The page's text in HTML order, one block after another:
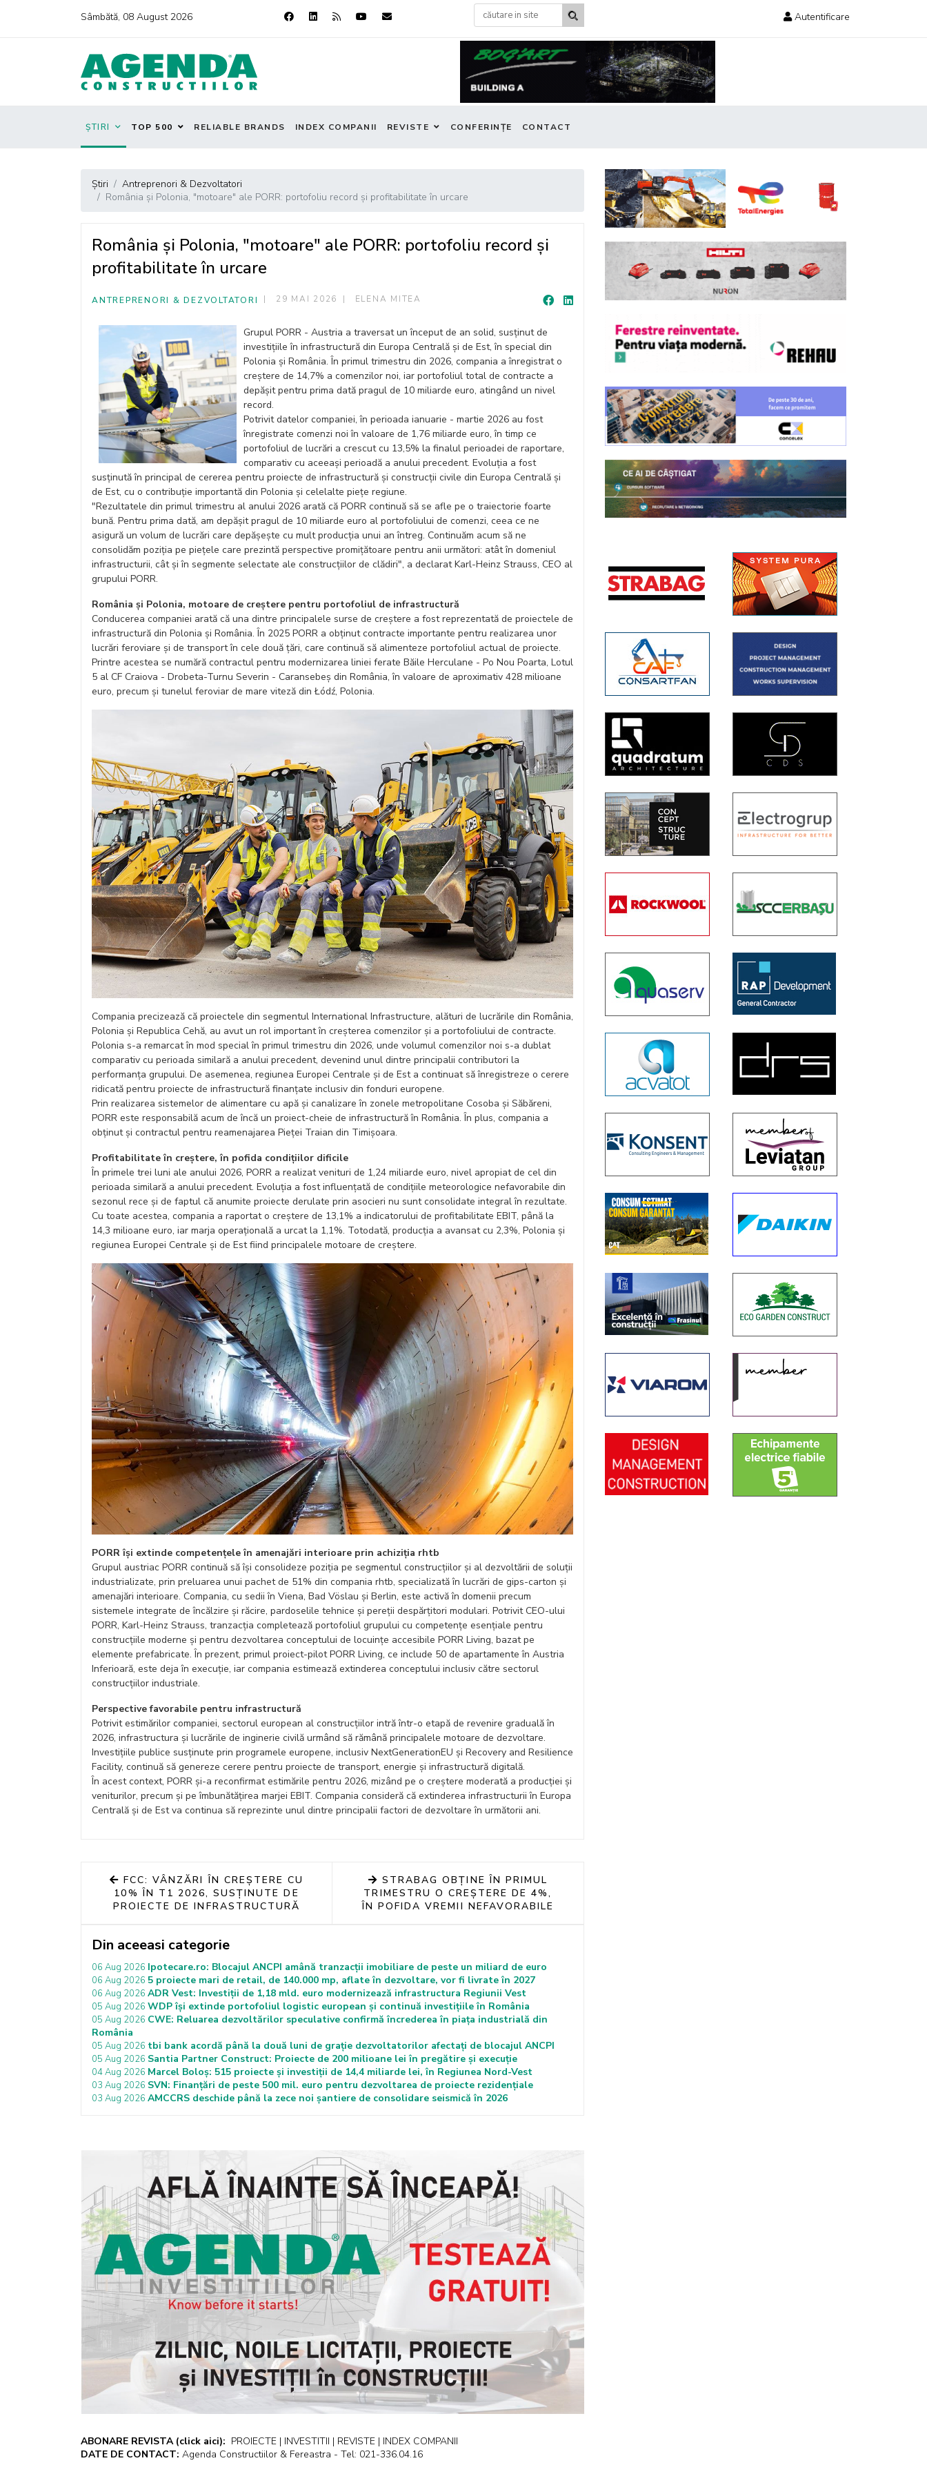
Sâmbătă, 08 August 2026 Autentificare
ȘTIRI TOP 500 RELIABLE BRANDS INDEX COMPANII REVISTE CONFERINȚE CONTACT
Știri
Antreprenori & Dezvoltatori
România și Polonia, "motoare" ale PORR: portofoliu record și profitabilitate în urcare
România și Polonia, "motoare" ale PORR: portofoliu record și
profitabilitate în urcare
ANTREPRENORI & DEZVOLTATORI 29 MAI 2026 ELENA MITEA
Grupul PORR - Austria a traversat un început de an solid, susținut de
investițiile în infrastructură din Europa Centrală și de Est, în special din
Polonia și România. În primul trimestru din 2026, compania a înregistrat o
creștere de 14,7% a comenzilor noi, iar portofoliul total de contracte a
depășit pentru prima dată pragul de 10 miliarde euro, atingând un nivel
record.
Potrivit datelor companiei, în perioada ianuarie - martie 2026 au fost
înregistrate comenzi noi în valoare de 1,76 miliarde euro, în timp ce
portofoliul de lucrări a crescut cu 13,5% la finalul perioadei de raportare,
comparativ cu aceeași perioadă a anului precedent. Evoluția a fost
susținută în principal de cererea pentru proiecte de infrastructură și construcții civile din Europa Centrală și
de Est, cu o contribuție importantă din Polonia și celelalte piețe regiune.
"Rezultatele din primul trimestru al anului 2026 arată că PORR continuă să se afle pe o traiectorie foarte
bună. Pentru prima dată, am depășit pragul de 10 miliarde euro al portofoliului de comenzi, ceea ce ne
asigură un volum de lucrări care depășește cu mult producția unui an întreg. Continuăm acum să ne
consolidăm poziția pe piețele care prezintă perspective promițătoare pentru anii următori: atât în domeniul
infrastructurii, cât și în segmente selectate ale construcțiilor de clădiri", a declarat Karl-Heinz Strauss, CEO al
grupului PORR.
România și Polonia, motoare de creștere pentru portofoliul de infrastructură
Conducerea companiei arată că una dintre principalele surse de creștere a fost reprezentată de proiectele de
infrastructură din Polonia și România. În 2025 PORR a obținut contracte importante pentru realizarea unor
lucrări feroviare și de transport în cele două țări, care continuă să alimenteze portofoliul actual de proiecte.
Printre acestea se numără contractul pentru modernizarea liniei ferate Băile Herculane - Po Nou Poarta, Lotul
5 al CF Craiova - Drobeta-Turnu Severin - Caransebeș din România, în valoare de aproximativ 428 milioane
euro, precum și tunelul feroviar de mare viteză din Łódź, Polonia.
Compania precizează că proiectele din segmentul International Infrastructure, alături de lucrările din România,
Polonia și Republica Cehă, au avut un rol important în creșterea comenzilor și a portofoliului de contracte.
Polonia s-a remarcat în mod special în primul trimestru din 2026, unde volumul comenzilor noi s-a dublat
comparativ cu perioada similară a anului precedent, devenind unul dintre principalii contributori la
performanța grupului. De asemenea, regiunea Europei Centrale și de Est a continuat să înregistreze o cerere
ridicată pentru proiecte de infrastructură finanțate inclusiv din fonduri europene.
Prin realizarea sistemelor de alimentare cu apă și canalizare în zonele metropolitane Cosoba și Săbăreni,
PORR este responsabilă acum de încă un proiect-cheie de infrastructură în România. În plus, compania a
obținut și contractul pentru reamenajarea Pieței Traian din Timișoara.
Profitabilitate în creștere, în pofida condițiilor dificile
În primele trei luni ale anului 2026, PORR a realizat venituri de 1,24 miliarde euro, nivel apropiat de cel din
perioada similară a anului precedent. Evoluția a fost influențată de condițiile meteorologice nefavorabile din
sezonul rece și de faptul că anumite proiecte derulate prin asocieri nu sunt consolidate integral în rezultate.
Cu toate acestea, compania a raportat o creștere de 13,1% a indicatorului de profitabilitate EBIT, până la
14,3 milioane euro, iar marja operațională a urcat la 1,1%. Totodată, producția a avansat cu 2,3%, Polonia și
regiunea Europei Centrale și de Est fiind principalele motoare de creștere.
PORR își extinde competențele în amenajări interioare prin achiziția rhtb
Grupul austriac PORR continuă să își consolideze poziția pe segmentul construcțiilor și al dezvoltării de soluții
industrializate, prin preluarea unui pachet de 51% din compania rhtb, specializată în lucrări de gips-carton și
amenajări interioare. Compania, cu sedii în Viena, Bad Vöslau și Berlin, este activă în domenii precum
sistemele integrate de încălzire și răcire, pardoselile tehnice și pereții despărțitori modulari. Potrivit CEO-ului
PORR, Karl-Heinz Strauss, tranzacția completează portofoliul grupului cu competențe esențiale pentru
construcțiile moderne și pentru dezvoltarea conceptului de locuințe accesibile PORR Living, bazat pe
elemente prefabricate. În prezent, primul proiect-pilot PORR Living, ce include 50 de apartamente în Austria
Inferioară, este deja în execuție, iar compania estimează extinderea conceptului inclusiv către sectorul
construcțiilor industriale.
Perspective favorabile pentru infrastructură
Potrivit estimărilor companiei, sectorul european al construcțiilor intră într-o etapă de revenire graduală în
2026, infrastructura și lucrările de inginerie civilă urmând să rămână principalele motoare de dezvoltare.
Investițiile publice susținute prin programele europene, inclusiv NextGenerationEU și Recovery and Resilience
Facility, continuă să genereze cerere pentru proiecte de transport, energie și infrastructură digitală.
În acest context, PORR și-a reconfirmat estimările pentru 2026, mizând pe o creștere moderată a producției și
veniturilor, precum și pe îmbunătățirea marjei EBIT. Compania consideră că extinderea infrastructurii în Europa
Centrală și de Est va continua să reprezinte unul dintre principalii factori de dezvoltare în următorii ani.
FCC: VÂNZĂRI ÎN CREȘTERE CU
10% ÎN T1 2026, SUSȚINUTE DE
PROIECTE DE INFRASTRUCTURĂ
STRABAG OBȚINE ÎN PRIMUL
TRIMESTRU O CREȘTERE DE 4%,
ÎN POFIDA VREMII NEFAVORABILE
Din aceeasi categorie
06 Aug 2026 Ipotecare.ro: Blocajul ANCPI amână tranzacții imobiliare de peste un miliard de euro
06 Aug 2026 5 proiecte mari de retail, de 140.000 mp, aflate în dezvoltare, vor fi livrate în 2027
06 Aug 2026 ADR Vest: Investiții de 1,18 mld. euro modernizează infrastructura Regiunii Vest
05 Aug 2026 WDP își extinde portofoliul logistic european și continuă investițiile în România
05 Aug 2026 CWE: Reluarea dezvoltărilor speculative confirmă încrederea în piața industrială din
România
05 Aug 2026 tbi bank acordă până la două luni de grație dezvoltatorilor afectați de blocajul ANCPI
05 Aug 2026 Santia Partner Construct: Proiecte de 200 milioane lei în pregătire și execuție
04 Aug 2026 Marcel Boloș: 515 proiecte și investiții de 14,4 miliarde lei, în Regiunea Nord-Vest
03 Aug 2026 SVN: Finanțări de peste 500 mil. euro pentru dezvoltarea de proiecte rezidențiale
03 Aug 2026 AMCCRS deschide până la zece noi șantiere de consolidare seismică în 2026
ABONARE REVISTA (click aici): PROIECTE | INVESTITII | REVISTE | INDEX COMPANII
DATE DE CONTACT: Agenda Constructiilor & Fereastra - Tel: 021-336.04.16